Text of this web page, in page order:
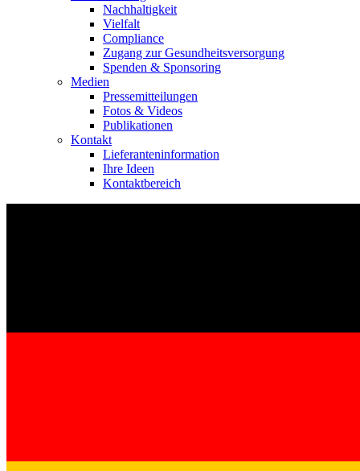
Nachhaltigkeit
Vielfalt
Compliance
Zugang zur Gesundheitsversorgung
Spenden & Sponsoring
Medien
Pressemitteilungen
Fotos & Videos
Publikationen
Kontakt
Lieferanteninformation
Ihre Ideen
Kontaktbereich